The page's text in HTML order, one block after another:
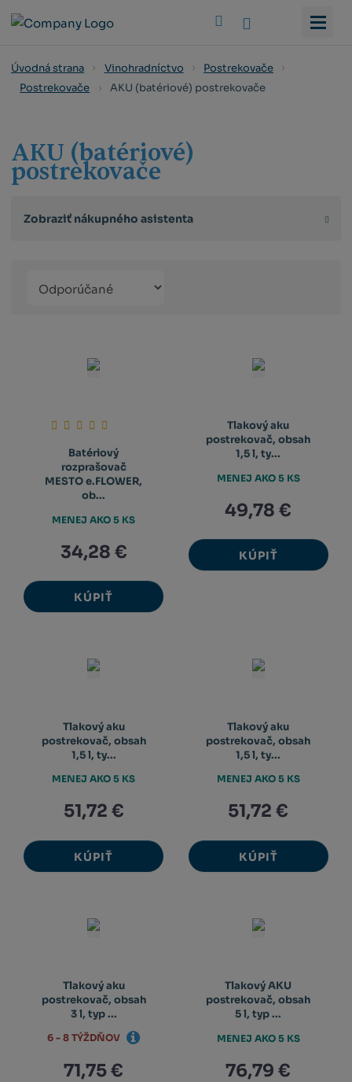
Úvodná strana Vinohradníctvo
Postrekovače
Postrekovače
AKU (batériové) postrekovače
AKU (batériové)
postrekovače
Zobraziť nákupného asistenta
produktů
Batériový
rozprašovač
MESTO e.FLOWER,
ob...
34,28 €
KÚPIŤ
MENEJ AKO 5 KS
Tlakový aku
postrekovač, obsah
1,5 l, ty...
49,78 €
KÚPIŤ
MENEJ AKO 5 KS
Tlakový aku
postrekovač, obsah
1,5 l, ty...
51,72 €
KÚPIŤ
MENEJ AKO 5 KS
Tlakový aku
postrekovač, obsah
1,5 l, ty...
51,72 €
KÚPIŤ
MENEJ AKO 5 KS
Tlakový aku
postrekovač, obsah
3 l, typ ...
71,75 €
6 - 8 TÝŽDŇOV
Tlakový AKU
postrekovač, obsah
5 l, typ ...
76,79 €
MENEJ AKO 5 KS